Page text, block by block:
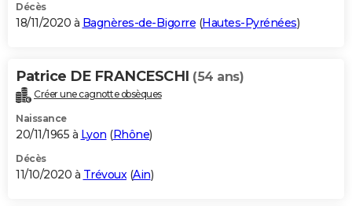
Décès
18/11/2020 à Bagnères-de-Bigorre (Hautes-Pyrénées)
Patrice DE FRANCESCHI (54 ans)
Créer une cagnotte obsèques
Naissance
20/11/1965 à Lyon (Rhône)
Décès
11/10/2020 à Trévoux(Ain)